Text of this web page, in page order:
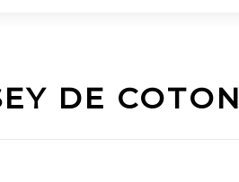
DE COTON